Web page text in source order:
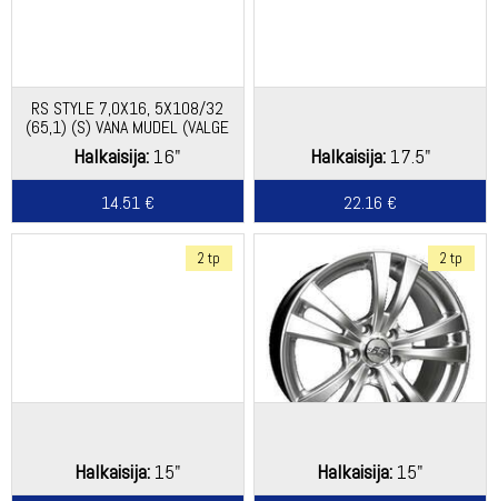
RS STYLE 7,0X16, 5X108/32
(65,1) (S) VANA MUDEL (VALGE
KARP)
Halkaisija: 16"
14.51 €
Halkaisija:17.5"
22.16 €
2 tp
Halkaisija:15"
2 tp
Halkaisija: 15"